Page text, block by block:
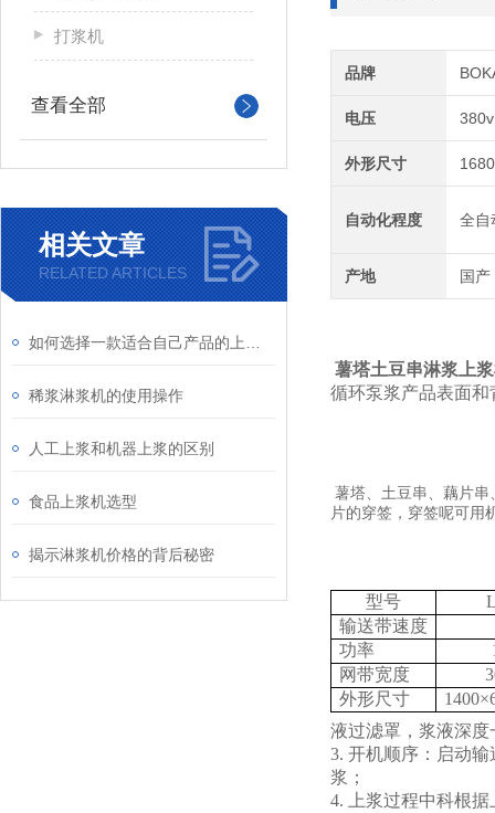
打浆机
查看全部
相关文章
RELATED ARTICLES
稀浆淋浆机的使用操作
人工上浆和机器上浆的区别
食品上浆机选型
揭示淋浆机价格的背后秘密
品牌
电压 380v
外形尺寸
自动化程度 全自
产地 国产
薯塔土豆串淋浆上
循环泵浆产品表面
薯塔、土豆串、藕片
片的穿签，穿签呢可用
型号
输送带速度
功率
网带宽度
外形尺寸
1400×
液过滤罩，浆液深
3. 开机顺序：启动
浆；
4.
上浆过程中科根